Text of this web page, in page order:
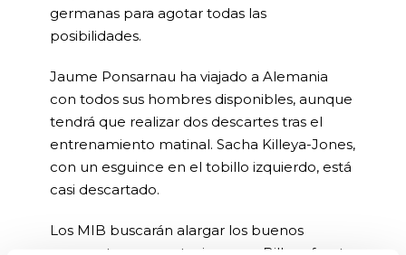
germanas para agotar todas las
posibilidades.
Jaume Ponsarnau ha viajado a Alemania
con todos sus hombres disponibles, aunque
tendrá que realizar dos descartes tras el
entrenamiento matinal. Sacha Killeya-Jones,
con un esguince en el tobillo izquierdo, está
casi descartado.
Los MIB buscarán alargar los buenos